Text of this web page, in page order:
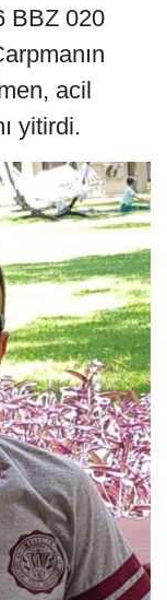
BBZ 020
acil
yitirdi.